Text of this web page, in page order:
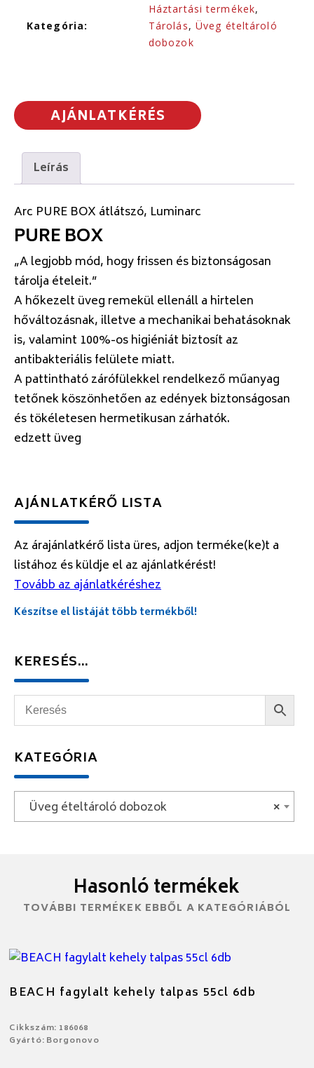
Kategória:
Háztartási termékek,
Tárolás, Üveg ételtároló
dobozok
AJÁNLATKÉRÉS
Leírás
Arc PURE BOX átlátszó, Luminarc
PURE BOX
„A legjobb mód, hogy frissen és biztonságosan
tárolja ételeit.”
A hőkezelt üveg remekül ellenáll a hirtelen
hőváltozásnak, illetve a mechanikai behatásoknak
is, valamint 100%-os higiéniát biztosít az
antibakteriális felülete miatt.
A pattintható zárófülekkel rendelkező műanyag
tetőnek köszönhetően az edények biztonságosan
és tökéletesen hermetikusan zárhatók.
edzett üveg
AJÁNLATKÉRŐ LISTA
Az árajánlatkérő lista üres, adjon terméke(ke)t a
listához és küldje el az ajánlatkérést!
Tovább az ajánlatkéréshez
Készítse el listáját több termékből!
KERESÉS…
KATEGÓRIA
×
Üveg ételtároló dobozok
Hasonló termékek
TOVÁBBI TERMÉKEK EBBŐL A KATEGÓRIÁBÓL
BEACH fagylalt kehely talpas 55cl 6db
Cikkszám: 186068
Gyártó: Borgonovo